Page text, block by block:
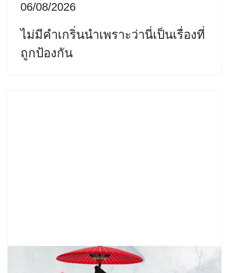
06/08/2026
ไม่มีคำเกริ่นนำเพราะว่านี่เป็นเรื่องที่
ถูกป้องกัน